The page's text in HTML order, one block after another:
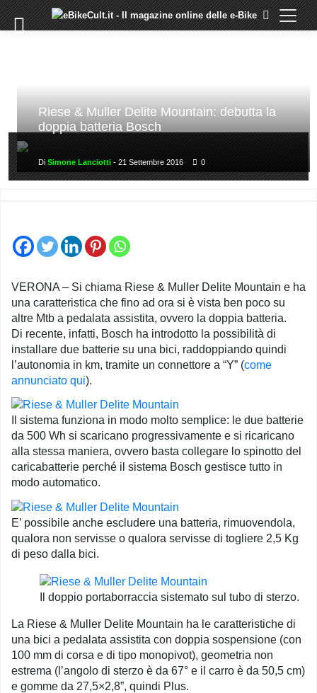
×
STORIE
TRAINING
TUTORIAL
LO
CONTATTI
POLICY
Riese & Muller Delite Mountain: debutta la
doppia batteria Bosch
Di Simone Lanciotti - 21 Settembre 2016 0
VERONA – Si chiama Riese & Muller Delite Mountain e ha
una caratteristica che fino ad ora si è vista ben poco su
altre Mtb a pedalata assistita, ovvero la doppia batteria.
Di recente, infatti, Bosch ha introdotto la possibilità di
installare due batterie su una bici, raddoppiando quindi
l’autonomia in km, tramite un connettore a “Y” (come
annunciato qui).
Il sistema funziona in modo molto semplice: le due batterie
da 500 Wh si scaricano progressivamente e si ricaricano
alla stessa maniera, ovvero basta collegare lo spinotto del
caricabatterie perché il sistema Bosch gestisce tutto in
modo automatico.
E’ possibile anche escludere una batteria, rimuovendola,
qualora non servisse o qualora servisse di togliere 2,5 Kg
di peso dalla bici.
Il doppio portaborraccia sistemato sul tubo di sterzo.
La Riese & Muller Delite Mountain ha le caratteristiche di
una bici a pedalata assistita con doppia sospensione (con
100 mm di corsa e di tipo monopivot), geometria non
estrema (l’angolo di sterzo è da 67° e il carro è da 50,5 cm)
e gomme da 27,5×2,8”, quindi Plus.